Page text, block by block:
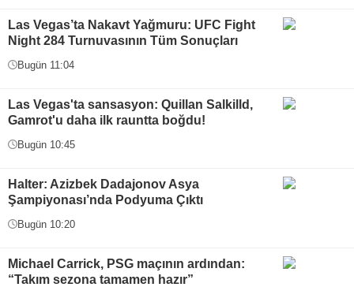
Las Vegas’ta Nakavt Yağmuru: UFC Fight
Night 284 Turnuvasının Tüm Sonuçları
Bugün 11:04
Las Vegas'ta sansasyon: Quillan Salkilld,
Gamrot'u daha ilk rauntta boğdu!
Bugün 10:45
Halter: Azizbek Dadajonov Asya
Şampiyonası’nda Podyuma Çıktı
Bugün 10:20
Michael Carrick, PSG maçının ardından:
“Takım sezona tamamen hazır”